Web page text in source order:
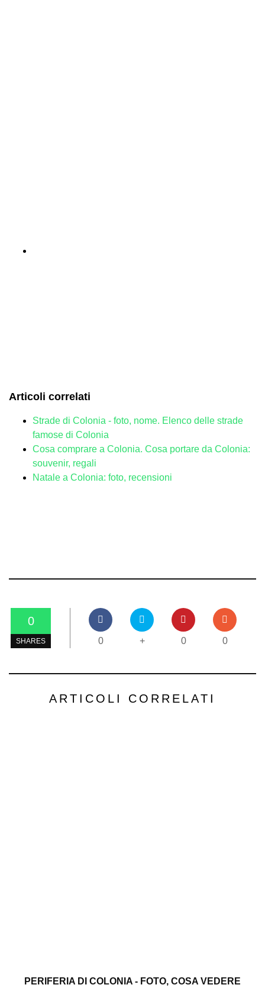
Articoli correlati
Strade di Colonia - foto, nome. Elenco delle strade
famose di Colonia
Cosa comprare a Colonia. Cosa portare da Colonia:
souvenir, regali
Natale a Colonia: foto, recensioni
0
SHARES 0 + 0 0
ARTICOLI CORRELATI
PERIFERIA DI COLONIA - FOTO, COSA VEDERE